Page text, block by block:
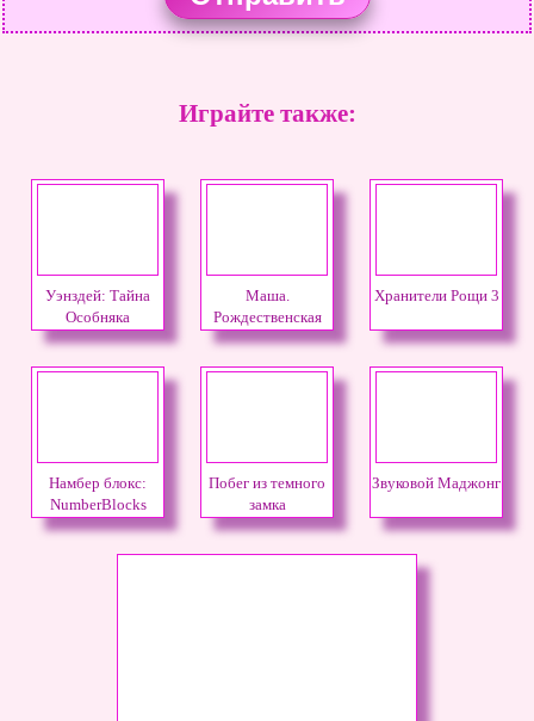
Играйте также:
Уэнздей: Тайна
Особняка
(Wednesday)
Маша.
Рождественская
сказка
Хранители Рощи 3
Намбер блокс:
NumberBlocks
Побег из темного
замка
Звуковой Маджонг